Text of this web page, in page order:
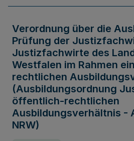
Verordnung über die
Prüfung der
Justizfachwirte des
Westfalen im Rahmen
rechtlichen
(Ausbildungsordnung
öffentlich-rechtlichen
Ausbildungsverhältnis -
NRW)